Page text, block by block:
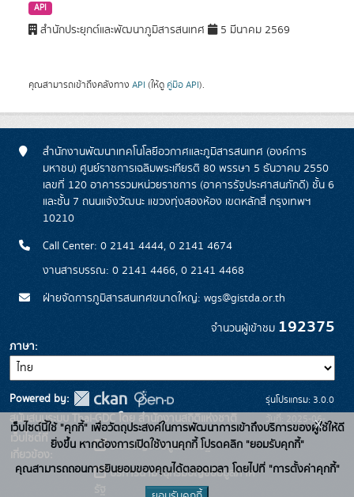
API
สำนักประยุกต์และพัฒนาภูมิสารสนเทศ 5 มีนาคม 2569
คุณสามารถเข้าถึงคลังทาง API (ให้ดู คู่มือ API).
สำนักงานพัฒนาเทคโนโลยีอวกาศและภูมิสารสนเทศ (องค์การ
มหาชน) ศูนย์ราชการเฉลิมพระเกียรติ 80 พรรษา 5 ธันวาคม 2550
เลขที่ 120 อาคารรวมหน่วยราชการ (อาคารรัฐประศาสนภักดี) ชั้น 6
และชั้น 7 ถนนแจ้งวัฒนะ แขวงทุ่งสองห้อง เขตหลักสี่ กรุงเทพฯ
10210
Call Center: 0 2141 4444, 0 2141 4674
งานสารบรรณ: 0 2141 4466, 0 2141 4468
ฝ่ายจัดการภูมิสารสนเทศขนาดใหญ่: wgs@gistda.or.th
จำนวนผู้เข้าชม 192375
ภาษา
Powered by:
สนับสนุนระบบ Thai-GDC โดย สำนักงานสถิติแห่งชาติ
เว็บไซต์ที่
เกี่ยวข้อง:
ระบบบัญชีข้อมูลภาครัฐ
บริการนามานุกรมบัญชีข้อมูลภาค
รุ่นโปรแกรม: 3.0.0
วันที่: 2025-06-
26
เว็บไซต์นี้ใช้ "คุกกี้" เพื่อวัตถุประสงค์ในการพัฒนาการเข้าถึงบริการของผู้ใช้ให้ดี
ยิ่งขึ้น หากต้องการเปิดใช้งานคุกกี้ โปรดคลิก "ยอมรับคุกกี้"
คุณสามารถถอนการยินยอมของคุณได้ตลอดเวลา โดยไปที่ "การตั้งค่าคุกกี้"
x